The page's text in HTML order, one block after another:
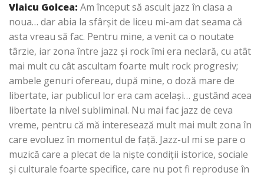
Vlaicu Golcea: Am început să ascult jazz în clasa a
noua… dar abia la sfârşit de liceu mi-am dat seama că
asta vreau să fac. Pentru mine, a venit ca o noutate
târzie, iar zona între jazz şi rock îmi era neclară, cu atât
mai mult cu cât ascultam foarte mult rock progresiv;
ambele genuri ofereau, după mine, o doză mare de
libertate, iar publicul lor era cam acelaşi… gustând acea
libertate la nivel subliminal. Nu mai fac jazz de ceva
vreme, pentru că mă interesează mult mai mult zona în
care evoluez în momentul de faţă. Jazz-ul mi se pare o
muzică care a plecat de la nişte condiţii istorice, sociale
şi culturale foarte specifice, care nu pot fi reproduse în